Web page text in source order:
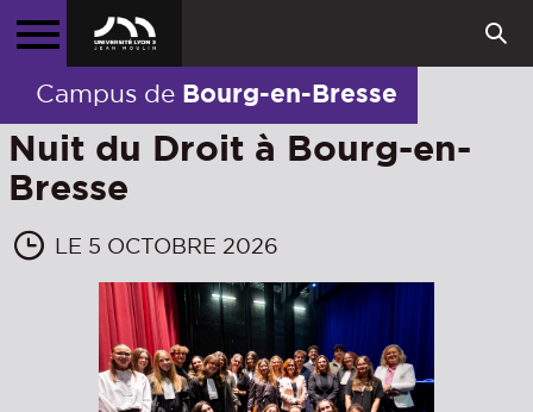
Campus de Bourg-en-Bresse
Nuit du Droit à Bourg-en-
Bresse
LE 5 OCTOBRE 2026